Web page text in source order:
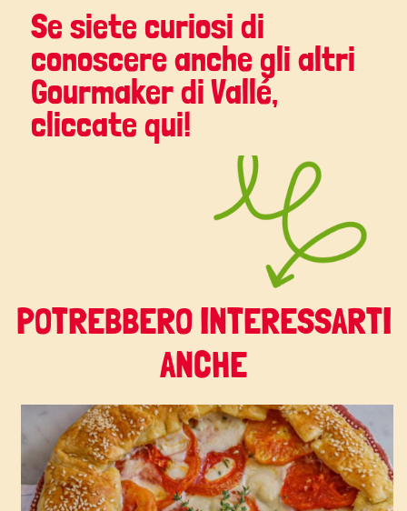
Se siete curiosi di
conoscere anche gli altri
Gourmaker di Vallé,
cliccate qui!
POTREBBERO INTERESSARTI
ANCHE